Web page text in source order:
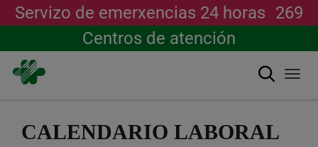
contido
Servizo de emerxencias 24 horas 269
Centros de atención
Buscar
CALENDARIO LABORAL